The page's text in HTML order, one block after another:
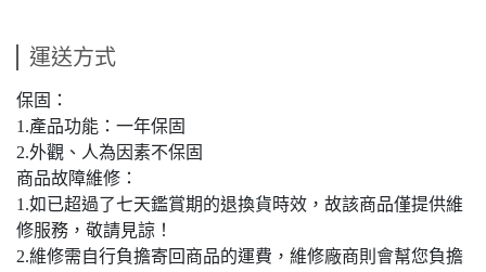
運送方式
保固：
1.產品功能：一年保固
2.外觀、人為因素不保固
商品故障維修：
1.如已超過了七天鑑賞期的退換貨時效，故該商品僅提供維
修服務，敬請見諒！
2.維修需自行負擔寄回商品的運費，維修廠商則會幫您負擔